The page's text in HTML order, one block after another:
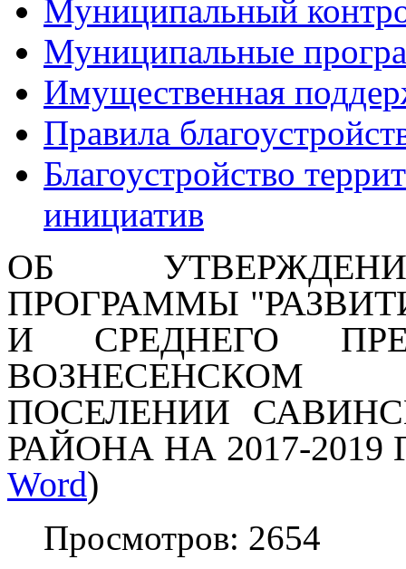
Муниципальный
Муниципальные
Имущественная
Правила
Благоустройство
инициатив
ОБ
ПРОГРАММЫ
И СРЕДНЕГО
ПОСЕЛЕНИИ
РАЙОНА НА 2017-
Word)
Просмотров: 2654